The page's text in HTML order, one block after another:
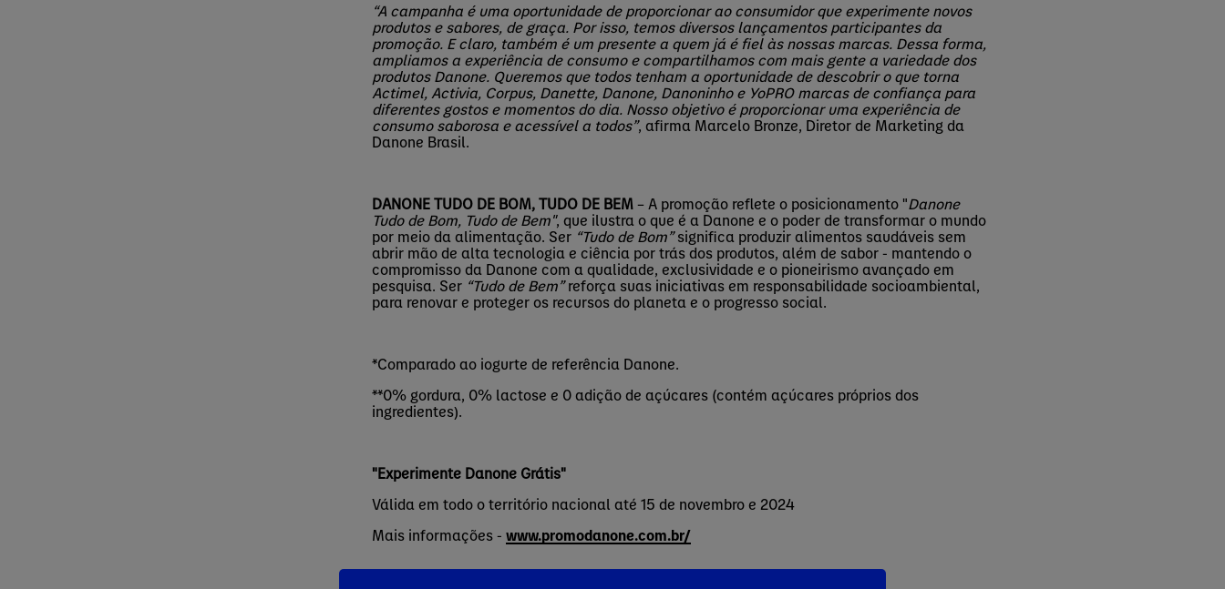
“A campanha é uma oportunidade de proporcionar ao consumidor que experimente novos
produtos e sabores, de graça. Por isso, temos diversos lançamentos participantes da
promoção. E claro, também é um presente a quem já é fiel às nossas marcas. Dessa forma,
ampliamos a experiência de consumo e compartilhamos com mais gente a variedade dos
produtos Danone. Queremos que todos tenham a oportunidade de descobrir o que torna
Actimel, Activia, Corpus, Danette, Danone, Danoninho e YoPRO marcas de confiança para
diferentes gostos e momentos do dia. Nosso objetivo é proporcionar uma experiência de
consumo saborosa e acessível a todos”, afirma Marcelo Bronze, Diretor de Marketing da
Danone Brasil.
DANONE TUDO DE BOM, TUDO DE BEM– A promoção reflete o posicionamento "Danone
Tudo de Bom, Tudo de Bem", que ilustra o que é a Danone e o poder de transformar o mundo
por meio da alimentação. Ser “Tudo de Bom”significa produzir alimentos saudáveis sem
abrir mão de alta tecnologia e ciência por trás dos produtos, além de sabor - mantendo o
compromisso da Danone com a qualidade, exclusividade e o pioneirismo avançado em
pesquisa. Ser “Tudo de Bem”reforça suas iniciativas em responsabilidade socioambiental,
para renovar e proteger os recursos do planeta e o progresso social.
*Comparado ao iogurte de referência Danone.
**0% gordura, 0% lactose e 0 adição de açúcares (contém açúcares próprios dos
ingredientes).
"Experimente Danone Grátis"
Válida em todo o território nacional até 15 de novembro e 2024
Mais informações - www.promodanone.com.br/